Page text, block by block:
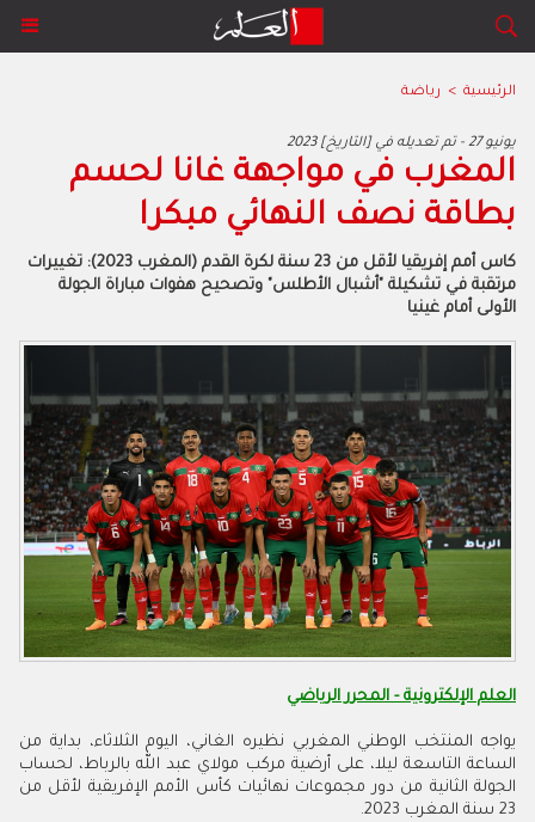
الرئيسية > رياضة
2023 يونيو 27 - تم تعديله في [التاريخ]
المغرب في مواجهة غانا لحسم
بطاقة نصف النهائي مبكرا
كاس أمم إفريقيا لأقل من 23 سنة لكرة القدم (المغرب 2023): تغييرات
مرتقبة في تشكيلة "أشبال الأطلس" وتصحيح هفوات مباراة الجولة
الأولى أمام غينيا
العلم الإلكترونية - المحرر الرياضي
يواجه المنتخب الوطني المغربي نظيره الغاني، اليوم الثلاثاء، بداية من
الساعة التاسعة ليلا، على أرضية مركب مولاي عبد الله بالرباط، لحساب
الجولة الثانية من دور مجموعات نهائيات كأس الأمم الإفريقية لأقل من
23 سنة المغرب 2023
.